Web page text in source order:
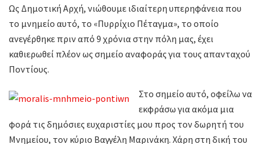
Ως Δημοτική Αρχή, νιώθουμε ιδιαίτερη υπερηφάνεια που
το μνημείο αυτό, το «Πυρρίχιο Πέταγμα», το οποίο
ανεγέρθηκε πριν από 9 χρόνια στην πόλη μας, έχει
καθιερωθεί πλέον ως σημείο αναφοράς για τους απανταχού
Ποντίους.
Στο σημείο αυτό, οφείλω να
εκφράσω για ακόμα μια
φορά τις δημόσιες ευχαριστίες μου προς τον δωρητή του
Μνημείου, τον κύριο Βαγγέλη Μαρινάκη. Χάρη στη δική του